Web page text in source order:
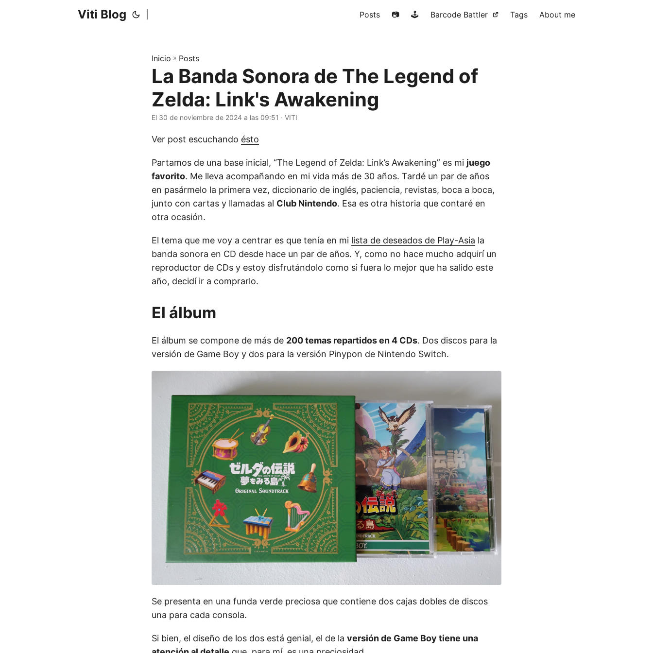
Viti Blog Posts 📷 🕹️ Barcode Battler Tags About me
Inicio » Posts
La Banda Sonora de The Legend of
Zelda: Link's Awakening
El 30 de noviembre de 2024 a las 09:51 · VITI
Ver post escuchando ésto
Partamos de una base inicial, “The Legend of Zelda: Link’s Awakening” es mi juego
favorito. Me lleva acompañando en mi vida más de 30 años. Tardé un par de años
en pasármelo la primera vez, diccionario de inglés, paciencia, revistas, boca a boca,
junto con cartas y llamadas al Club Nintendo. Esa es otra historia que contaré en
otra ocasión.
El tema que me voy a centrar es que tenía en mi lista de deseados de Play-Asia la
banda sonora en CD desde hace un par de años. Y, como no hace mucho adquirí un
reproductor de CDs y estoy disfrutándolo como si fuera lo mejor que ha salido este
año, decidí ir a comprarlo.
El álbum
El álbum se compone de más de 200 temas repartidos en 4 CDs. Dos discos para la
versión de Game Boy y dos para la versión Pinypon de Nintendo Switch.
Se presenta en una funda verde preciosa que contiene dos cajas dobles de discos
una para cada consola.
Si bien, el diseño de los dos está genial, el de la versión de Game Boy tiene una